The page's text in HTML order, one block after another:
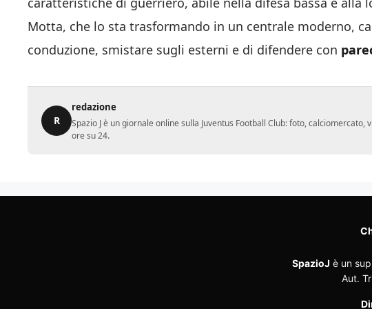
Motta, che lo sta trasformando in un centrale moderno,
conduzione, smistare sugli esterni e di difendere con
R
redazione
Spazio J è un giornale online sulla Juventus Football Club: foto,
ore su 24.
SpazioJ è un
Aut.